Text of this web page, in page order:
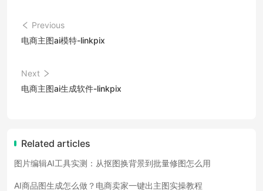
Previous
电商主图ai模特-linkpix
Next
电商主图ai生成软件-linkpix
Related articles
图片编辑AI工具实测：从抠图换背景到批量修图怎么用
AI商品图生成怎么做？电商卖家一键出主图实操教程